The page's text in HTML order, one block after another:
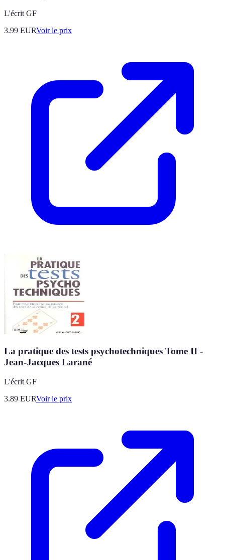
L'écrit GF
3.99 EURVoir le prix
La pratique des tests psychotechniques Tome II -
Jean-Jacques Larané
L'écrit GF
3.89 EURVoir le prix